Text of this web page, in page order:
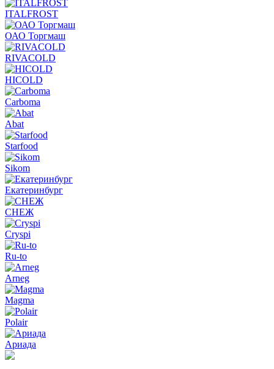
ITALFROST
ОАО Торгмаш
RIVACOLD
HICOLD
Carboma
Abat
Starfood
Sikom
Екатеринбург
СНЕЖ
Cryspi
Ru-to
Arneg
Magma
Polair
Ариада